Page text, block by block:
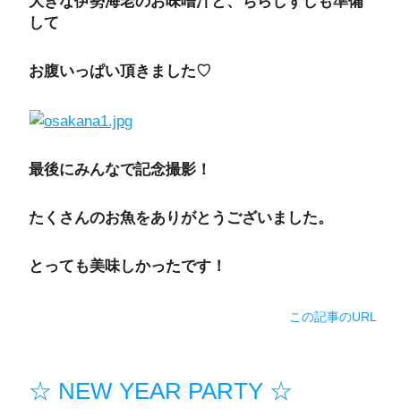
して
お腹いっぱい頂きました♡
最後にみんなで記念撮影！
たくさんのお魚をありがとうございました。
とっても美味しかったです！
この記事のURL
☆ NEW YEAR PARTY ☆